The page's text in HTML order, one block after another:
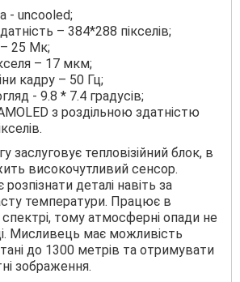
- uncooled;
– 384*288 пікселів;
– 25 Мк;
– 17 мкм;
кадру – 50 Гц;
- 9.8 * 7.4 градусів;
з роздільною здатністю
заслуговує тепловізійний блок, в
високочутливий сенсор.
деталі навіть за
температури. Працює в
тому атмосферні опади не
Мисливець має можливість
до 1300 метрів та отримувати
зображення.